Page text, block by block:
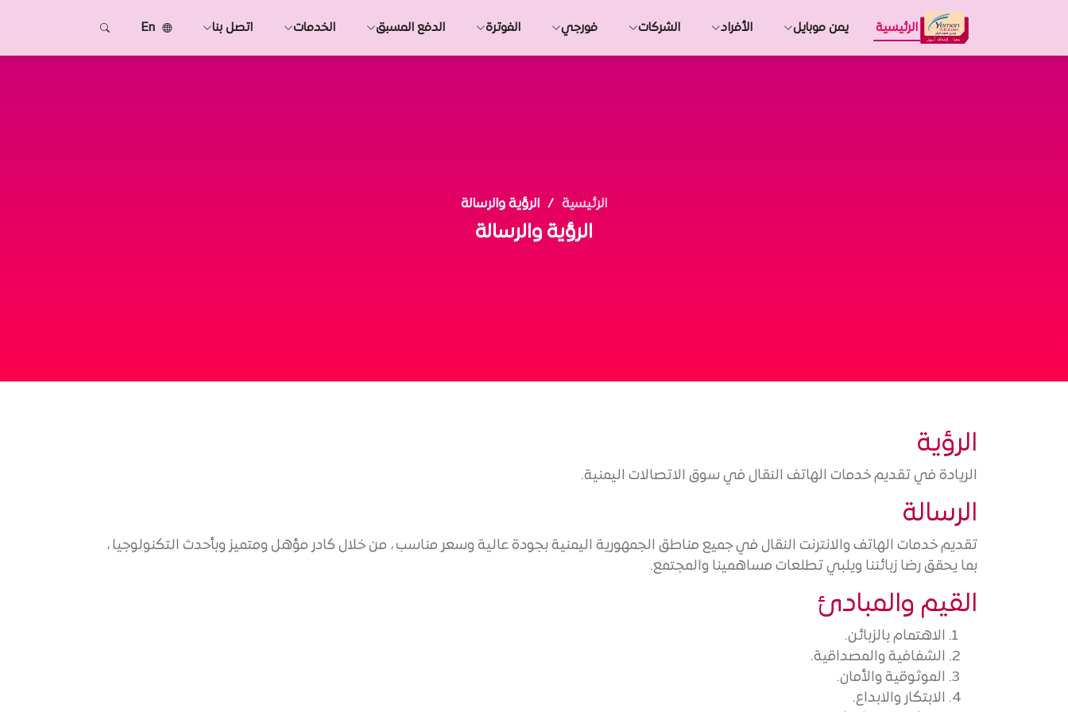
الرئيسية يمن موبايل الأفراد الشركات فورجي الفوترة الدفع المسبق الخدمات اتصل بنا En
الرئيسية الرؤية والرسالة
الرؤية والرسالة
الرؤية
الريادة في تقديم خدمات الهاتف النقال في سوق الاتصالات اليمنية.
الرسالة
تقديم خدمات الهاتف والانترنت النقال في جميع مناطق الجمهورية اليمنية بجودة عالية وسعر مناسب ، من خلال كادر مؤهل ومتميز وبأحدث التكنولوجيا ،
بما يحقق رضا زبائننا ويلبي تطلعات مساهمينا والمجتمع.
القيم والمبادئ
الاهتمام بالزبائن.
الشفافية والمصداقية.
الموثوقية والأمان.
الابتكار والابداع.